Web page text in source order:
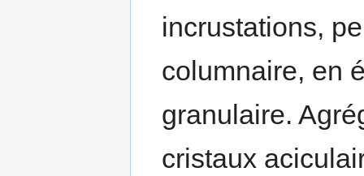
incrustations,
columnaire, en
granulaire.
cristaux